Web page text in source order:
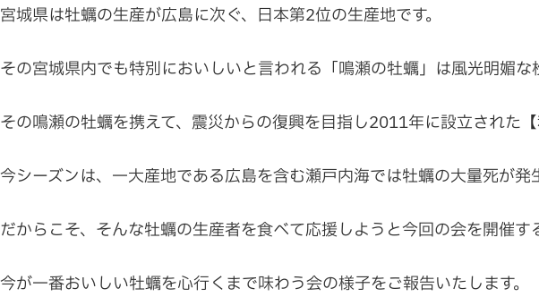
宮城県は牡蠣の生産が広島に次ぐ、日本第2位の生産地です。
その宮城県内でも特別においしいと言われる「鳴瀬の牡蠣」は風光明媚な
その鳴瀬の牡蠣を携えて、震災からの復興を目指し2011年に設立された
今シーズンは、一大産地である広島を含む瀬戸内海では牡蠣の大量死が発
だからこそ、そんな牡蠣の生産者を食べて応援しようと今回の会を開催す
今が一番おいしい牡蠣を心行くまで味わう会の様子をご報告いたします。